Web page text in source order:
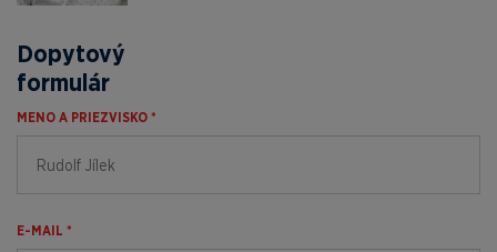
Dopytový
formulár
MENO A PRIEZVISKO *
E-MAIL *